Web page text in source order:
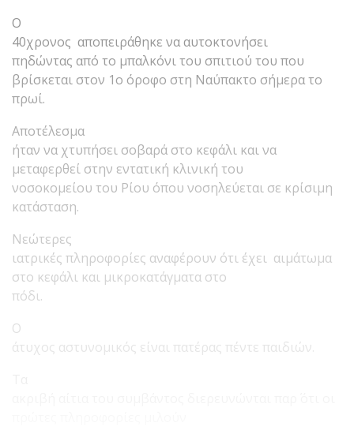
Ο
40χρονος αποπειράθηκε να αυτοκτονήσει
πηδώντας από το μπαλκόνι του σπιτιού του που
βρίσκεται στον 1ο όροφο στη Ναύπακτο σήμερα το
πρωί.
Αποτέλεσμα
ήταν να χτυπήσει σοβαρά στο κεφάλι και να
μεταφερθεί στην εντατική κλινική του
νοσοκομείου του Ρίου όπου νοσηλεύεται σε κρίσιμη
κατάσταση.
Νεώτερες
ιατρικές πληροφορίες αναφέρουν ότι έχει αιμάτωμα
στο κεφάλι και μικροκατάγματα στο
πόδι.
Ο
άτυχος αστυνομικός είναι πατέρας πέντε παιδιών.